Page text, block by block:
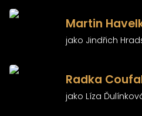
) Martin
jako Jindřich
) Radka
jako Líza